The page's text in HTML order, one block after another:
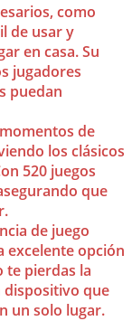
como
de usar y
en casa. Su
jugadores
puedan
de
los clásicos
520 juegos
que
de juego
excelente opción
te pierdas la
que
un solo lugar.